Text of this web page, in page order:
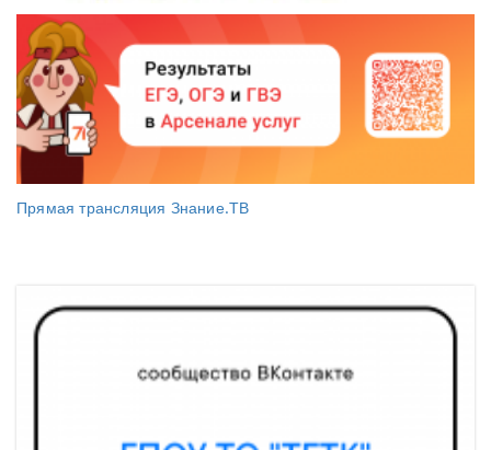
Прямая трансляция Знание.ТВ